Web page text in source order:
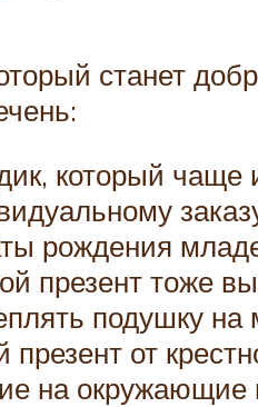
станет
который
рождения
презент тоже
подушку на
от
на